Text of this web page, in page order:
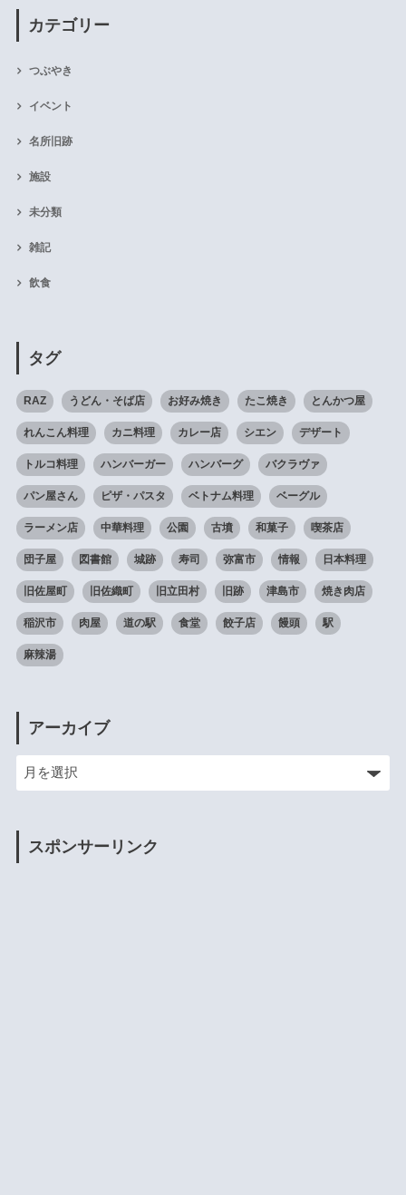
カテゴリー
つぶやき
イベント
名所旧跡
施設
未分類
雑記
飲食
タグ
RAZ うどん・そば店 お好み焼き たこ焼き とんかつ屋
れんこん料理 カニ料理 カレー店 シエン デザート
トルコ料理 ハンバーガー ハンバーグ バクラヴァ
パン屋さん ピザ・パスタ ベトナム料理 ベーグル
ラーメン店 中華料理 公園 古墳 和菓子 喫茶店
団子屋 図書館 城跡 寿司 弥富市 情報 日本料理
旧佐屋町 旧佐織町 旧立田村 旧跡 津島市 焼き肉店
稲沢市 肉屋 道の駅 食堂 餃子店 饅頭 駅
麻辣湯
アーカイブ
スポンサーリンク